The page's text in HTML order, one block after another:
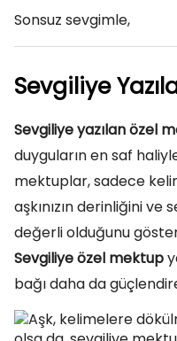
Sonsuz sevgimle,
Sevgiliye
Sevgiliye yazılan özel
duyguların en saf
mektuplar, sadece
aşkınızın derinliğini ve
değerli olduğunu
Sevgiliye özel mektup
bağı daha da